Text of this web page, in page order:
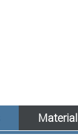
Material